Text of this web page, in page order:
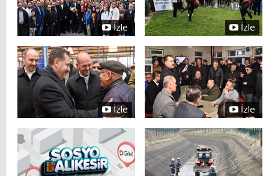
İzle İzle
İzle İzle